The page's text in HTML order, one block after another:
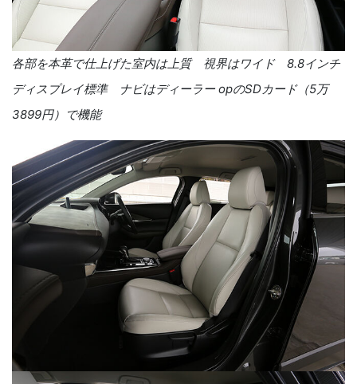
各部を本革で仕上げた室内は上質 視界はワイド 8.8インチ
ディスプレイ標準 ナビはディーラー opのSDカード（5万
3899円）で機能